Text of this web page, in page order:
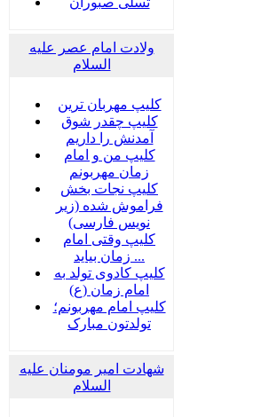
ولادت امام عصر علیه
السلام
کلیپ مهربان ترین
کلیپ چقدر شوق
آمدنش را داریم
کلیپ من و امام
زمان مهربونم
کلیپ نجات بخش
فراموش شده (زیر
نویس فارسی)
کلیپ وقتی امام
زمان بیاید ...
کلیپ کادوی تولد به
امام زمان (ع)
کلیپ امام مهربونم؛
تولدتون مبارک
شهادت امیر مومنان علیه
السلام